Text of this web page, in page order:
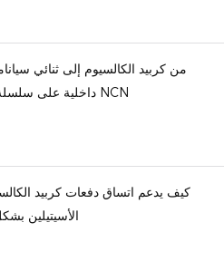
من كربيد الكالسيوم إلى ثنائي
داخلية على سلسلة عمليات NCN
كيف يدعم اتساق دفعات كربيد
الأسيتيلين